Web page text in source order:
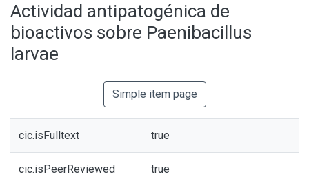
Aportar material
Statistics
Actividad antipatogénica de
bioactivos sobre Paenibacillus
larvae
Simple item page
cic.isFulltext true
cic.isPeerReviewed true